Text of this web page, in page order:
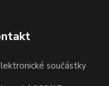
součástky